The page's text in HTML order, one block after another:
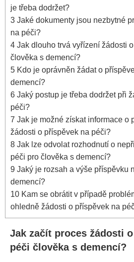
je třeba dodržet?
3 Jaké dokumenty jsou nezbytné
na péči?
4 Jak dlouho trvá vyřízení žádosti
člověka s demencí?
5 Kdo je oprávněn žádat o
demencí?
6 Jaký postup je třeba dodržet při
péči?
7 Jak je možné získat informace o
žádosti o příspěvek na péči?
8 Jak lze odvolat rozhodnutí o
péči pro člověka s demencí?
9 Jaký je rozsah a výše příspěvku
demencí?
10 Kam se obrátit v případě
ohledně žádosti o příspěvek na
Jak začít proces žádosti
péči člověka s demencí?